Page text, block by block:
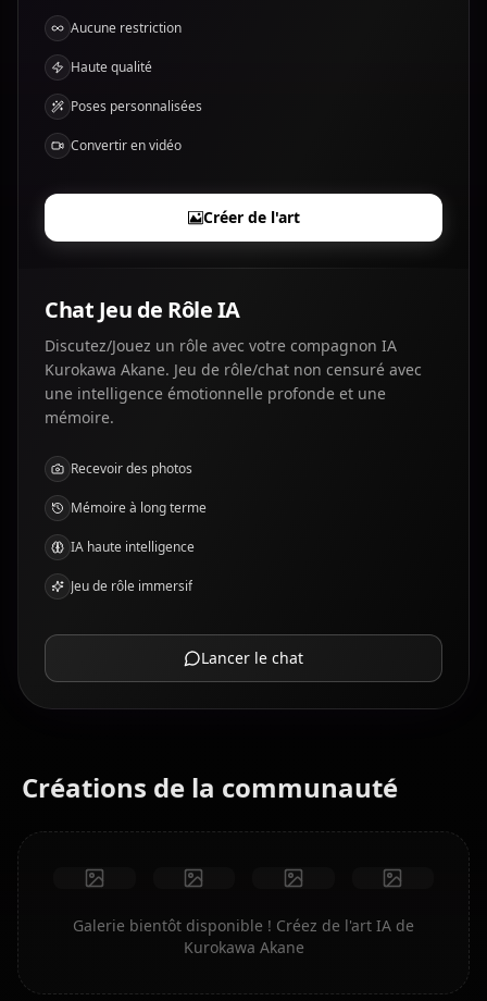
Aucune restriction
Haute qualité
Poses personnalisées
Convertir en vidéo
Créer de l'art
Chat Jeu de Rôle IA
Discutez/Jouez un rôle avec votre compagnon IA
Kurokawa Akane. Jeu de rôle/chat non censuré avec
une intelligence émotionnelle profonde et une
mémoire.
Recevoir des photos
Mémoire à long terme
IA haute intelligence
Jeu de rôle immersif
Lancer le chat
Créations de la communauté
Galerie bientôt disponible ! Créez de l'art IA de
Kurokawa Akane